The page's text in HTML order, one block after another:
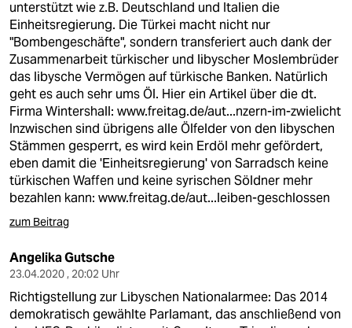
unterstützt wie z.B. Deutschland und Italien die
Einheitsregierung. Die Türkei macht nicht nur
"Bombengeschäfte", sondern transferiert auch dank der
Zusammenarbeit türkischer und libyscher Moslembrüder
das libysche Vermögen auf türkische Banken. Natürlich
geht es auch sehr ums Öl. Hier ein Artikel über die dt.
Firma Wintershall: www.freitag.de/aut...nzern-im-zwielicht
Inzwischen sind übrigens alle Ölfelder von den libyschen
Stämmen gesperrt, es wird kein Erdöl mehr gefördert,
eben damit die 'Einheitsregierung' von Sarradsch keine
türkischen Waffen und keine syrischen Söldner mehr
bezahlen kann: www.freitag.de/aut...leiben-geschlossen
zum Beitrag
Angelika Gutsche
23.04.2020 , 20:02 Uhr
Richtigstellung zur Libyschen Nationalarmee: Das 2014
demokratisch gewählte Parlamant, das anschließend von